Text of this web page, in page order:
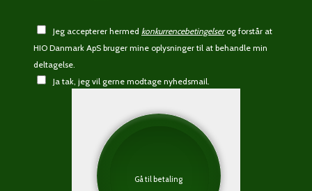
Jeg accepterer hermed konkurrencebetingelserog forstår at
HIO Danmark ApS bruger mine oplysninger til at behandle min
deltagelse.
Ja tak, jeg vil gerne modtage nyhedsmail.
Gå til betaling